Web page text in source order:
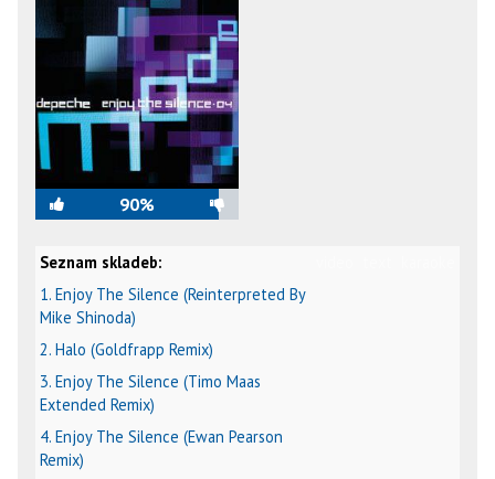
90%
Seznam skladeb:
1. Enjoy The Silence (Reinterpreted By
Mike Shinoda)
2. Halo (Goldfrapp Remix)
3. Enjoy The Silence (Timo Maas
Extended Remix)
4. Enjoy The Silence (Ewan Pearson
Remix)